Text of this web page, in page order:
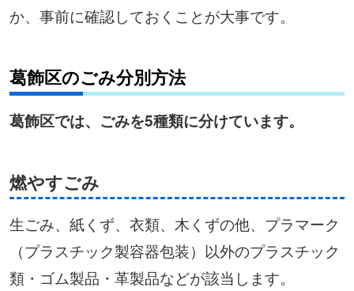
か、事前に確認しておくことが大事です。
葛飾区のごみ分別方法
葛飾区では、ごみを5種類に分けています。
燃やすごみ
生ごみ、紙くず、衣類、木くずの他、プラマーク
（プラスチック製容器包装）以外のプラスチック
類・ゴム製品・革製品などが該当します。